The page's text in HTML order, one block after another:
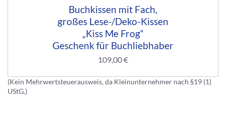
Buchkissen mit Fach,
großes Lese-/Deko-Kissen
„Kiss Me Frog“
Geschenk für Buchliebhaber
109,00€
(Kein Mehrwertsteuerausweis, da Kleinunternehmer nach §19 (1)
UStG.)